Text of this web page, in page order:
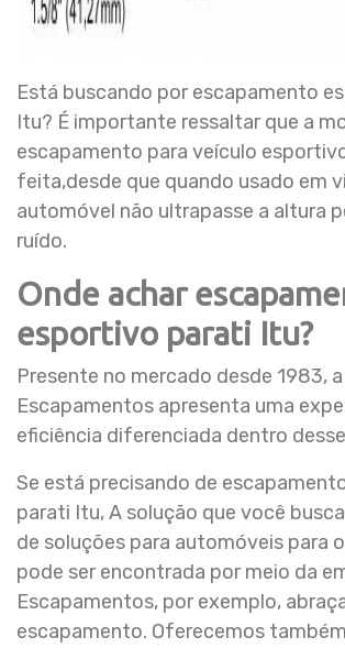
Está buscando por escapamento
Itu? É importante ressaltar que a
escapamento para veículo
feita,desde que quando usado em
automóvel não ultrapasse a altura
ruído.
Onde achar
esportivo parati Itu?
Presente no mercado desde 1983, a
Escapamentos apresenta uma
eficiência diferenciada dentro
Se está precisando de
parati Itu, A solução que você
de soluções para automóveis para
pode ser encontrada por meio da
Escapamentos, por exemplo,
escapamento. Oferecemos